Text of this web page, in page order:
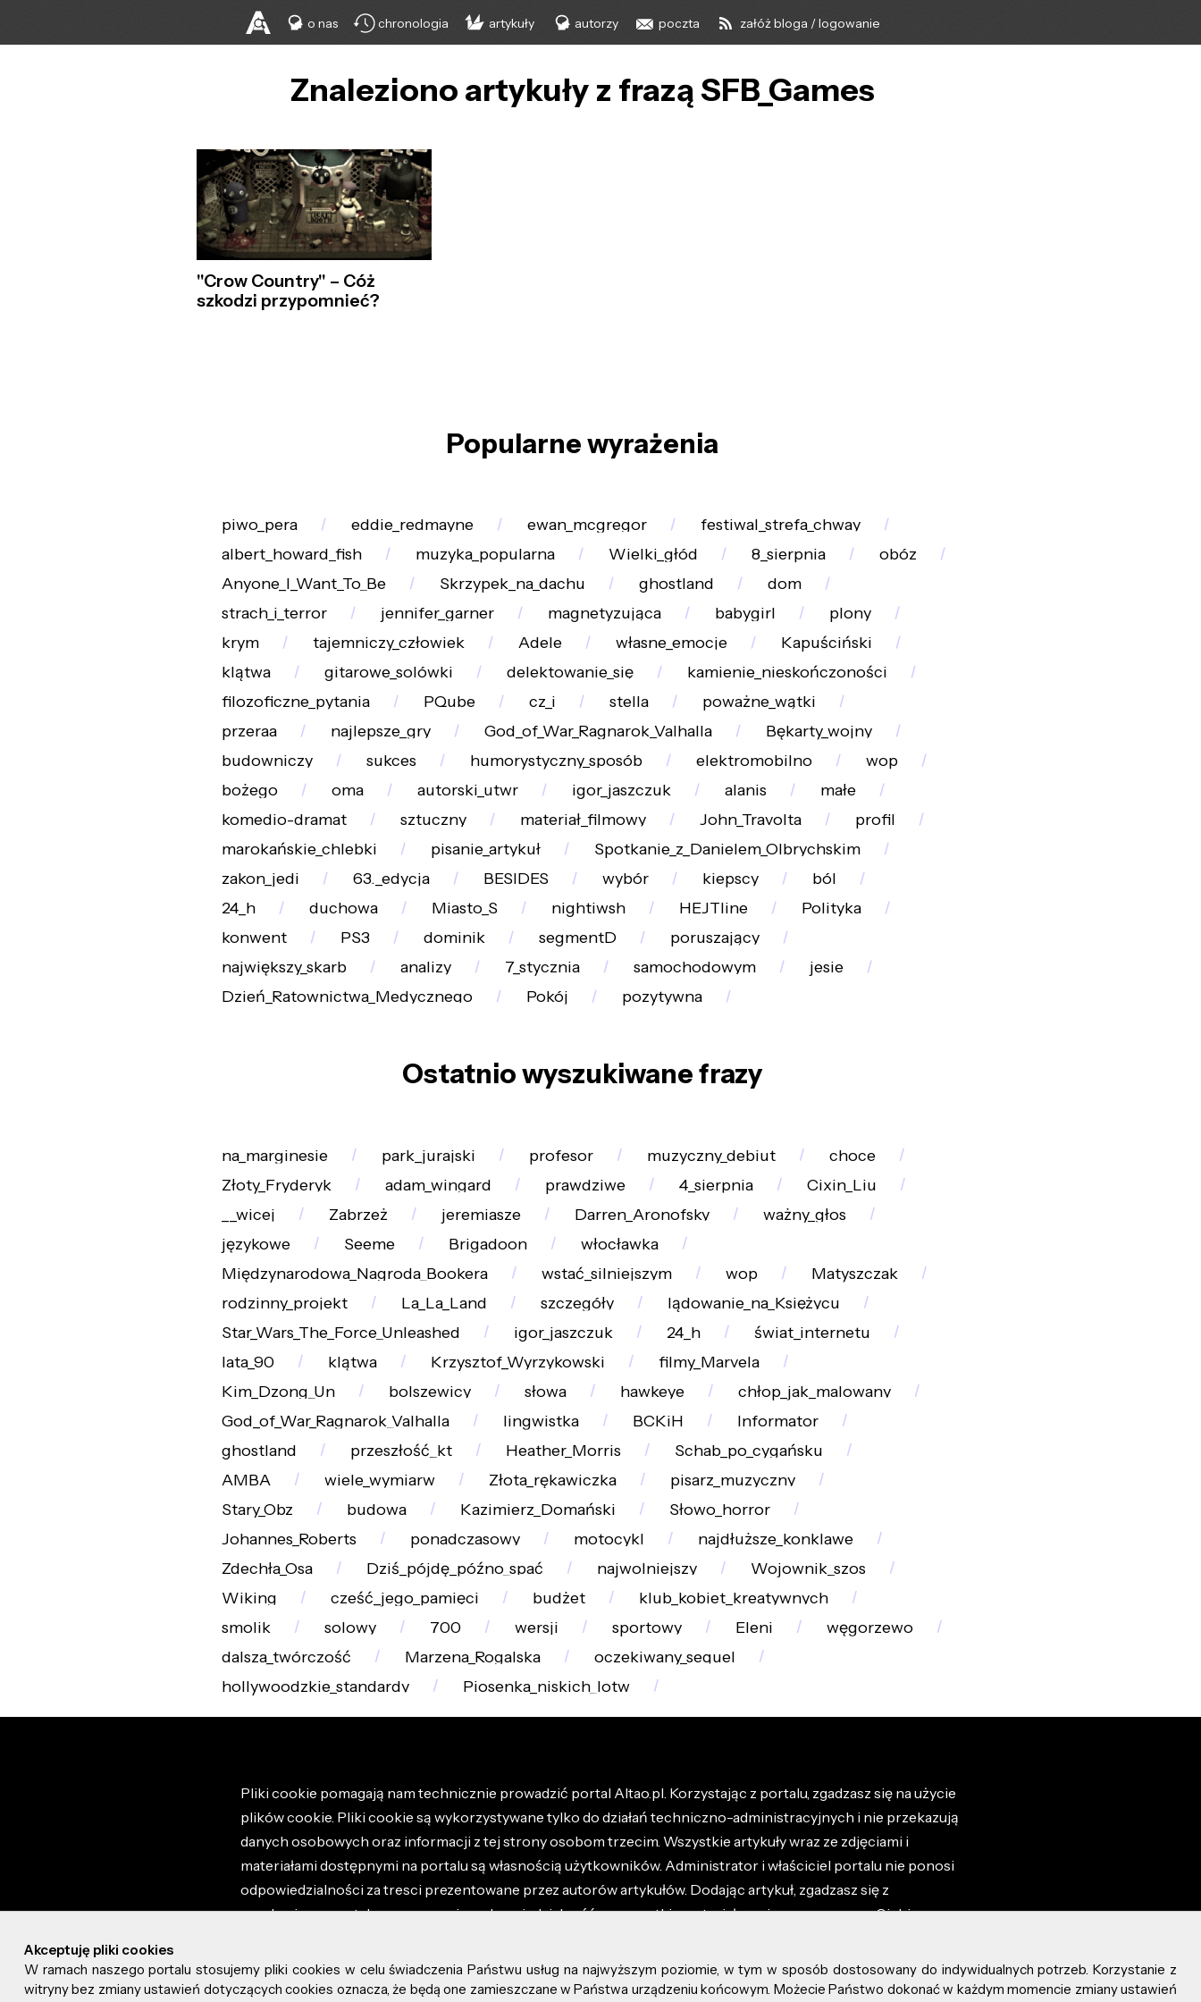
o nas chronologia artykuły autorzy poczta załóż bloga / logowanie
Znaleziono artykuły z frazą SFB_Games
"Crow Country" – Cóż
szkodzi przypomnieć?
Popularne wyrażenia
piwo_pera eddie_redmayne ewan_mcgregor
festiwal_strefa_chway
albert_howard_fish
muzyka_popularna Wielki_głód 8_sierpnia
obóz
Anyone_I_Want_To_Be
Skrzypek_na_dachu ghostland
dom
strach_i_terror
jennifer_garner magnetyzująca babygirl
plony
krym
tajemniczy_człowiek Adele własne_emocje
Kapuściński
klątwa
gitarowe_solówki delektowanie_się
kamienie_nieskończoności
filozoficzne_pytania
PQube cz_i stella
poważne_wątki
przeraa
najlepsze_gry God_of_War_Ragnarok_Valhalla
Bękarty_wojny
budowniczy
sukces humorystyczny_sposób elektromobilno
wop
bożego
oma autorski_utwr igor_jaszczuk alanis
małe
komedio-dramat
sztuczny materiał_filmowy John_Travolta
profil
marokańskie_chlebki
pisanie_artykuł
Spotkanie_z_Danielem_Olbrychskim
zakon_jedi
63._edycja BESIDES wybór kiepscy
ból
24_h
duchowa Miasto_S nightiwsh HEJTline
Polityka
konwent
PS3 dominik segmentD
poruszający
największy_skarb
analizy 7_stycznia samochodowym
jesie
Dzień_Ratownictwa_Medycznego
Pokój pozytywna
Ostatnio wyszukiwane frazy
na_marginesie park_jurajski profesor muzyczny_debiut
choce
Złoty_Fryderyk
adam_wingard prawdziwe 4_sierpnia
Cixin_Liu
__wicej
Zabrzeż jeremiasze Darren_Aronofsky
ważny_głos
językowe
Seeme Brigadoon
włocławka
Międzynarodowa_Nagroda_Bookera
wstać_silniejszym wop
Matyszczak
rodzinny_projekt
La_La_Land szczegóły
lądowanie_na_Księżycu
Star_Wars_The_Force_Unleashed
igor_jaszczuk 24_h
świat_internetu
lata_90
klątwa Krzysztof_Wyrzykowski
filmy_Marvela
Kim_Dzong_Un
bolszewicy słowa hawkeye
chłop_jak_malowany
God_of_War_Ragnarok_Valhalla
lingwistka BCKiH
Informator
ghostland
przeszłość_kt Heather_Morris
Schab_po_cygańsku
AMBA
wiele_wymiarw Złota_rękawiczka
pisarz_muzyczny
Stary_Obz
budowa Kazimierz_Domański
Słowo_horror
Johannes_Roberts
ponadczasowy motocykl
najdłuższe_konklawe
Zdechła_Osa
Dziś_pójdę_późno_spać najwolniejszy
Wojownik_szos
Wiking
cześć_jego_pamięci budżet
klub_kobiet_kreatywnych
smolik
solowy 700 wersji sportowy Eleni
węgorzewo
dalsza_twórczość
Marzena_Rogalska
oczekiwany_sequel
hollywoodzkie_standardy
Piosenka_niskich_lotw
Pliki cookie pomagają nam technicznie prowadzić portal Altao.pl. Korzystając z portalu, zgadzasz się na użycie
plików cookie. Pliki cookie są wykorzystywane tylko do działań techniczno-administracyjnych i nie przekazują
danych osobowych oraz informacji z tej strony osobom trzecim. Wszystkie artykuły wraz ze zdjęciami i
materiałami dostępnymi na portalu są własnością użytkowników. Administrator i właściciel portalu nie ponosi
odpowiedzialności za tresci prezentowane przez autorów artykułów. Dodając artykuł, zgadzasz się z
regulaminem portalu oraz ponosisz odpowiedzialność za wszystkie materiały umieszczone przez Ciebie na
© 2026 altao.pl. Wszystkie prawa zastrzeżone.
Akceptuję pliki cookies
W ramach naszego portalu stosujemy pliki cookies w celu świadczenia Państwu usług na najwyższym poziomie, w tym w sposób dostosowany do indywidualnych potrzeb. Korzystanie z
witryny bez zmiany ustawień dotyczących cookies oznacza, że będą one zamieszczane w Państwa urządzeniu końcowym. Możecie Państwo dokonać w każdym momencie zmiany ustawień